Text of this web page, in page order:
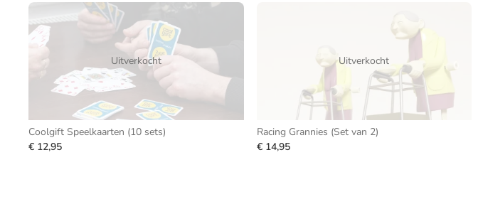
Uitverkocht
Coolgift Speelkaarten (10 sets)
€ 12,95
Uitverkocht
Racing Grannies (Set van 2)
€ 14,95